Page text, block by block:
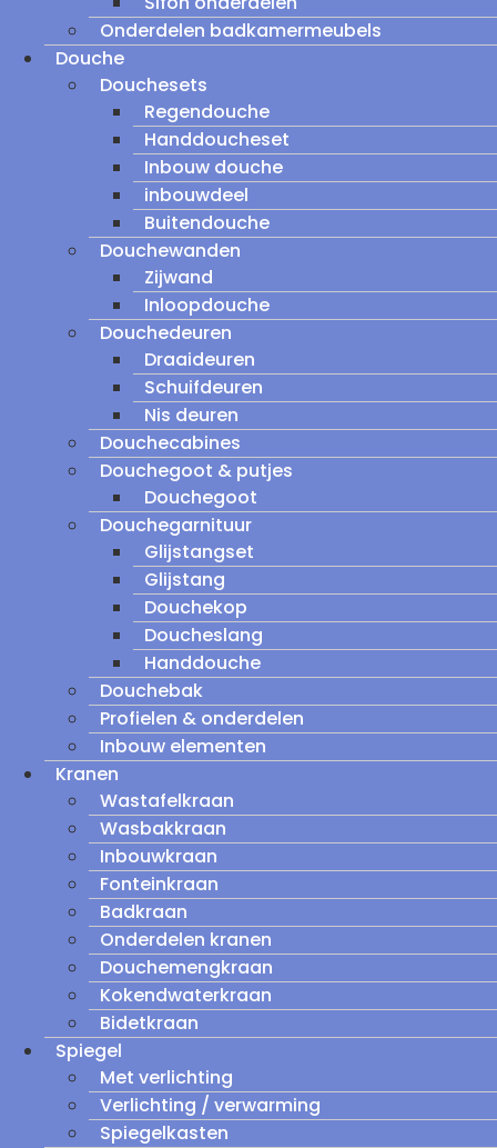
Onderdelen badkamermeubels
Douche
Douchesets
Regendouche
Handdoucheset
Inbouw douche
inbouwdeel
Buitendouche
Douchewanden
Zijwand
Inloopdouche
Douchedeuren
Draaideuren
Schuifdeuren
Nis deuren
Douchecabines
Douchegoot & putjes
Douchegoot
Douchegarnituur
Glijstangset
Glijstang
Douchekop
Doucheslang
Handdouche
Douchebak
Profielen & onderdelen
Inbouw elementen
Kranen
Wastafelkraan
Wasbakkraan
Inbouwkraan
Fonteinkraan
Badkraan
Onderdelen kranen
Douchemengkraan
Kokendwaterkraan
Bidetkraan
Spiegel
Met verlichting
Verlichting / verwarming
Spiegelkasten